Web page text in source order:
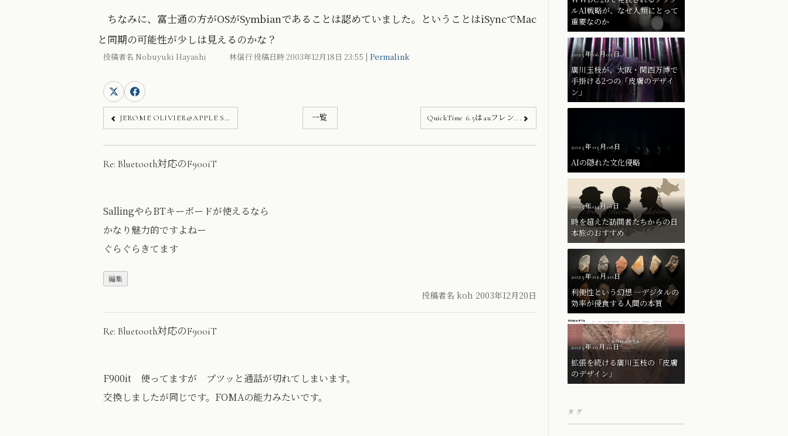
ちなみに、富士通の方がOSがSymbianであることは認めていました。ということはiSyncでMac
と同期の可能性が少しは見えるのかな？
投稿者名 Nobuyuki Hayashi 林信行 投稿日時 2003年12月18日 23:55 | Permalink
JEROME OLIVIER@APPLE STORE QuickTime 6.5はauフレン...
一覧
Re: Bluetooth対応のF900iT
SallingやらBTキーボードが使えるなら
かなり魅力的ですよねー
ぐらぐらきてます
投稿者名 koh 2003年12月20日
Re: Bluetooth対応のF900iT
F900it 使ってますが プツッと通話が切れてしまいます。
交換しましたが同じです。FOMAの能力みたいです。
ルAI戦略が、なぜ人類にとって
重要なのか
2025年06月02日
廣川玉枝が、大阪・関西万博で
手掛ける2つの「皮膚のデザイ
ン」
2025年05月08日
AIの隠れた文化侵略
2025年04月01日
時を超えた訪問者たちからの日
本旅のおすすめ
2025年02月20日
利便性という幻想 ―デジタルの
効率が侵食する人間の本質
2025年01月20日
拡張を続ける廣川玉枝の「皮膚
のデザイン」
タグ